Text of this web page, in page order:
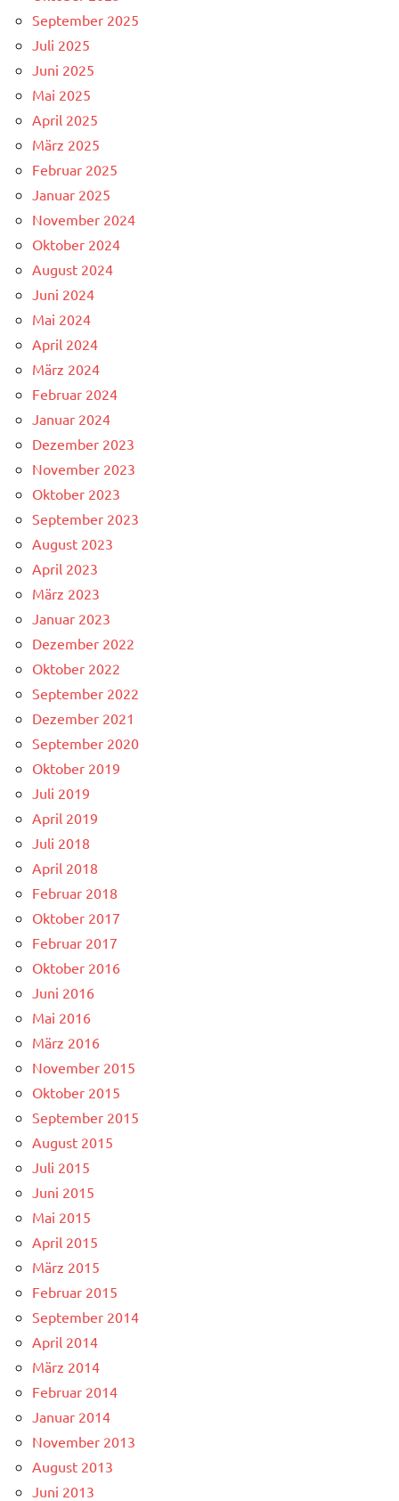
September 2025
Juli 2025
Juni 2025
Mai 2025
April 2025
März 2025
Februar 2025
Januar 2025
November 2024
Oktober 2024
August 2024
Juni 2024
Mai 2024
April 2024
März 2024
Februar 2024
Januar 2024
Dezember 2023
November 2023
Oktober 2023
September 2023
August 2023
April 2023
März 2023
Januar 2023
Dezember 2022
Oktober 2022
September 2022
Dezember 2021
September 2020
Oktober 2019
Juli 2019
April 2019
Juli 2018
April 2018
Februar 2018
Oktober 2017
Februar 2017
Oktober 2016
Juni 2016
Mai 2016
März 2016
November 2015
Oktober 2015
September 2015
August 2015
Juli 2015
Juni 2015
Mai 2015
April 2015
März 2015
Februar 2015
September 2014
April 2014
März 2014
Februar 2014
Januar 2014
November 2013
August 2013
Juni 2013